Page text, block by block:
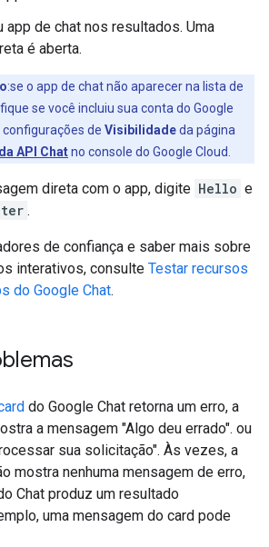
app de chat nos resultados. Uma
é aberta.
:se o app de chat não aparecer na lista de
se você incluiu sua conta do Google
de Visibilidadeda página
API Chatno console do Google Cloud.
direta com o app, digite Hello e
.
de confiança e saber mais sobre
interativos, consulte Testar recursos
do Google Chat.
do Google Chat retorna um erro, a
a mensagem "Algo deu errado". ou
sua solicitação". Às vezes, a
mostra nenhuma mensagem de erro,
Chat produz um resultado
uma mensagem do card pode